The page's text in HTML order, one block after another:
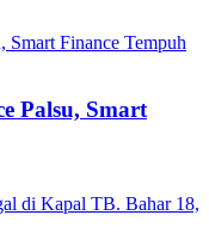
Palsu, Smart